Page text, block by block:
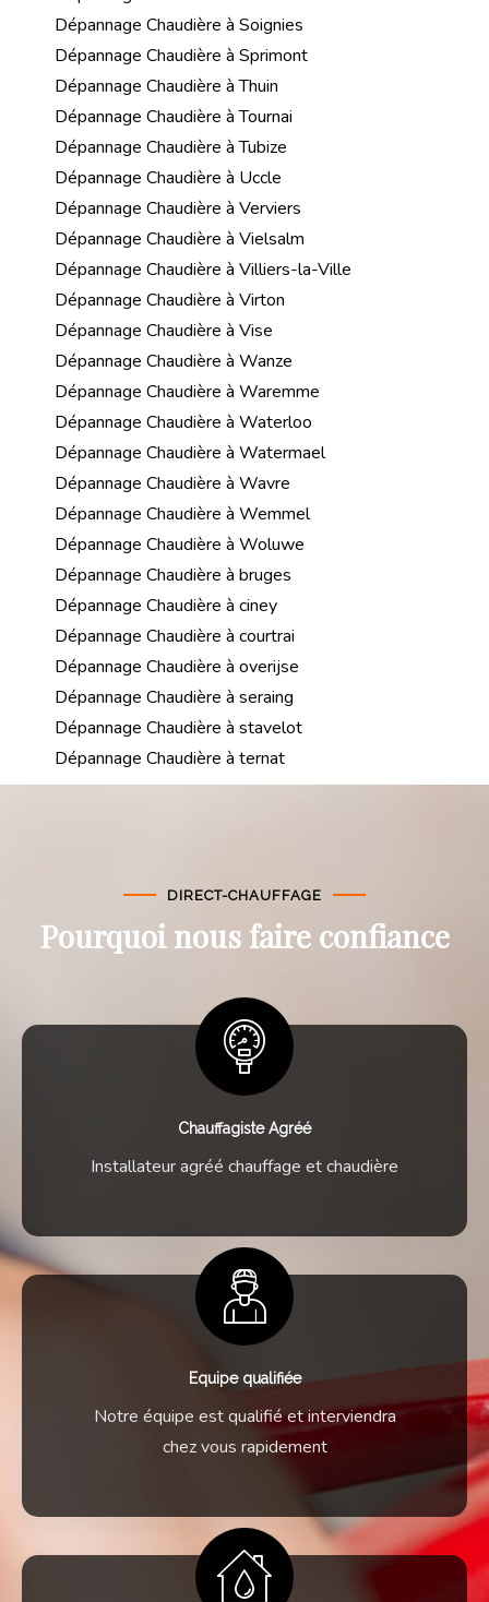
Dépannage Chaudière à Soignies
Dépannage Chaudière à Sprimont
Dépannage Chaudière à Thuin
Dépannage Chaudière à Tournai
Dépannage Chaudière à Tubize
Dépannage Chaudière à Uccle
Dépannage Chaudière à Verviers
Dépannage Chaudière à Vielsalm
Dépannage Chaudière à Villiers-la-Ville
Dépannage Chaudière à Virton
Dépannage Chaudière à Vise
Dépannage Chaudière à Wanze
Dépannage Chaudière à Waremme
Dépannage Chaudière à Waterloo
Dépannage Chaudière à Watermael
Dépannage Chaudière à Wavre
Dépannage Chaudière à Wemmel
Dépannage Chaudière à Woluwe
Dépannage Chaudière à bruges
Dépannage Chaudière à ciney
Dépannage Chaudière à courtrai
Dépannage Chaudière à overijse
Dépannage Chaudière à seraing
Dépannage Chaudière à stavelot
Dépannage Chaudière à ternat
DIRECT-CHAUFFAGE
Pourquoi nous faire confiance
Chauffagiste Agréé
Installateur agréé chauffage et chaudière
Equipe qualifiée
Notre équipe est qualifié et interviendra
chez vous rapidement